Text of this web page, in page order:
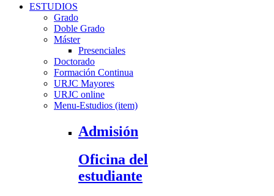
ESTUDIOS
Grado
Doble Grado
Máster
Presenciales
Doctorado
Formación Continua
URJC Mayores
URJC online
Menu-Estudios (item)
Admisión
Oficina del
estudiante